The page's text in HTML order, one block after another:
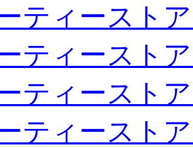
ティースト
ティースト
ティースト
ティースト